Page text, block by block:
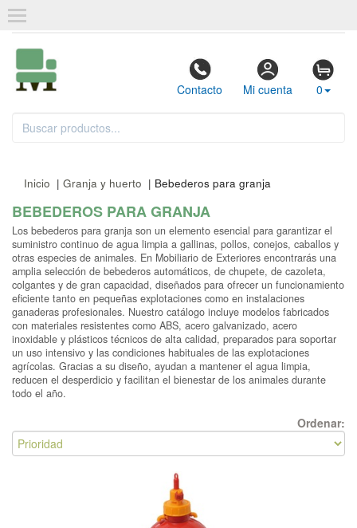
Contacto Mi cuenta 0
Inicio | Granja y huerto | Bebederos para granja
BEBEDEROS PARA GRANJA
Los bebederos para granja son un elemento esencial para garantizar el
suministro continuo de agua limpia a gallinas, pollos, conejos, caballos y
otras especies de animales. En Mobiliario de Exteriores encontrarás una
amplia selección de bebederos automáticos, de chupete, de cazoleta,
colgantes y de gran capacidad, diseñados para ofrecer un funcionamiento
eficiente tanto en pequeñas explotaciones como en instalaciones
ganaderas profesionales. Nuestro catálogo incluye modelos fabricados
con materiales resistentes como ABS, acero galvanizado, acero
inoxidable y plásticos técnicos de alta calidad, preparados para soportar
un uso intensivo y las condiciones habituales de las explotaciones
agrícolas. Gracias a su diseño, ayudan a mantener el agua limpia,
reducen el desperdicio y facilitan el bienestar de los animales durante
todo el año.
Ordenar: